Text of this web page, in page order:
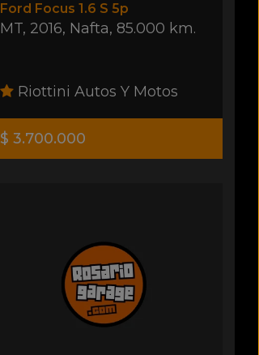
Ford Focus 1.6 S 5p
MT, 2016, Nafta, 85.000 km.
Riottini Autos Y Motos
$ 3.700.000